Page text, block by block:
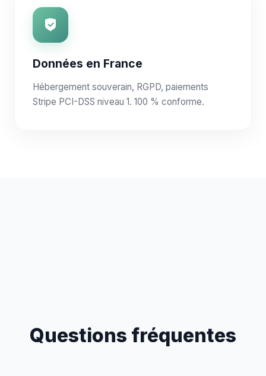
Données en France
Hébergement souverain, RGPD, paiements
Stripe PCI-DSS niveau 1. 100 % conforme.
Questions fréquentes